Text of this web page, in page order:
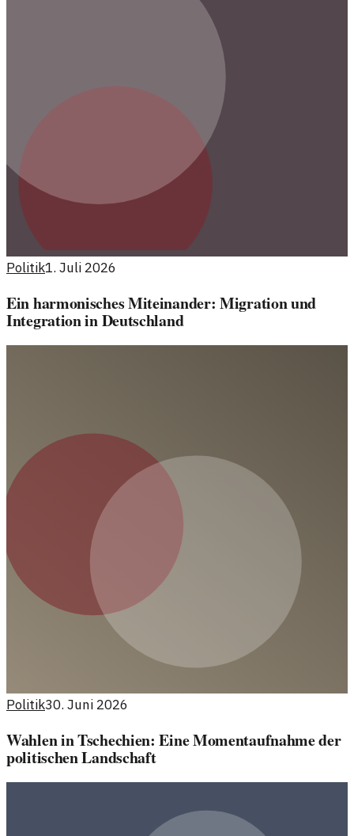
Politik1. Juli 2026
Ein harmonisches Miteinander: Migration und
Integration in Deutschland
Politik30. Juni 2026
Wahlen in Tschechien: Eine Momentaufnahme der
politischen Landschaft